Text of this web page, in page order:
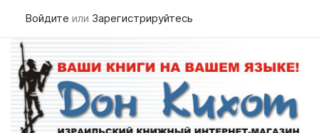
Войдите или Зарегистрируйтесь